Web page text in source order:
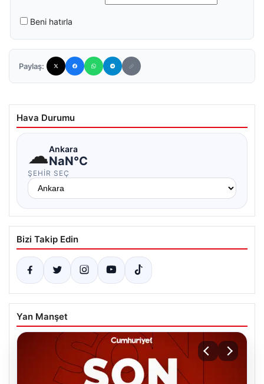
Beni hatırla
Paylaş:
Hava Durumu
☁Ankara
NaN°C
ŞEHIR SEÇ
Bizi Takip Edin
Yan Manşet